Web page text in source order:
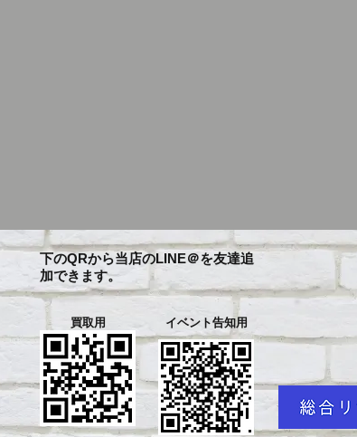
下のQRから当店のLINE＠を友達追
加できます。
買取用 イベント告知用